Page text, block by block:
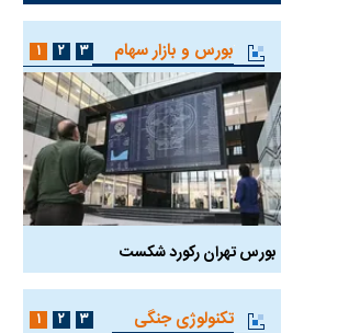
بورس و بازار سهام
بورس تهران رکورد شکست
۱ ۲ ۳
تکنولوژی جنگی ۱ ۲ ۳